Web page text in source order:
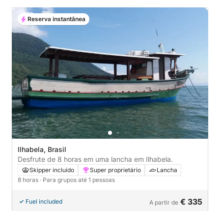
Ilhabela, Brasil
Desfrute de 8 horas em uma lancha em Ilhabela.
Skipper incluído Super proprietário
Lancha
8 horas · Para grupos até 1 pessoas
Fuel included A partir de € 335
Reserva instantânea